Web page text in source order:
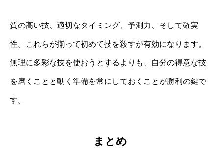
質の高い技、適切なタイミング、予測力、そして確実
性。これらが揃って初めて技を殺すが有効になります。
無理に多彩な技を使おうとするよりも、自分の得意な技
を磨くことと動く準備を常にしておくことが勝利の鍵で
す。
まとめ